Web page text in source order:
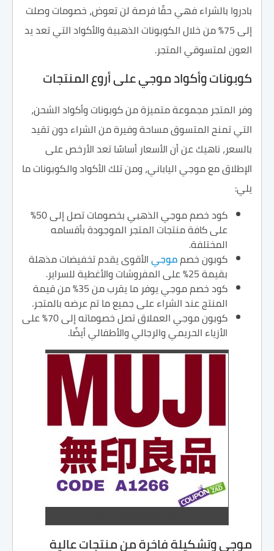
بادروا بالشراء فهي حقًا فرصة لن تعوض، خصومات وصلت
إلى 75% من خلال الكوبونات الذهبية والأكواد التي تعد يد
العون لمتسوقي المتجر.
كوبونات وأكواد موجي على أروع المنتجات
وفر المتجر مجموعة متميزة من كوبونات وأكواد الشحن،
التي تمنح المتسوق مساحة وفيرة من الشراء دون تقيد
بالسعر، ناهيك عن أن الأسعار أساسًا تعد الأرخص على
الإطلاق مع موجي الياباني، ومن تلك الأكواد والكوبونات ما
يلي:
كود خصم موجي الذهبي بخصومات تصل إلى 50%
على كافة منتجات المتجر الموجودة بأقسامه
المختلفة.
كوبون خصمموجيالأقوى يقدم تخفيضات مذهلة
بقيمة 25% على المفروشات والأغطية للسراير.
كود خصم موجي يوفر ما يقرب من 35% من قيمة
المنتج عند الشراء على جميع ما تم عرضه بالمتجر.
كوبون موجي العملاق تصل خصوماته إلى 70% على
الأزياء الحريمي والرجالي والأطفالي أيضًا.
موجي وتشكيلة فاخرة من منتجات عالية